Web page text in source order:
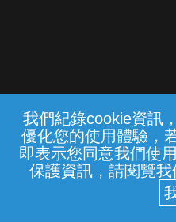
我們紀錄cookie資訊
優化您的使用體驗，
即表示您同意我們使
保護資訊，請閱覽我
常見問題 線上客服
中華電信股份有限
(統一編號：